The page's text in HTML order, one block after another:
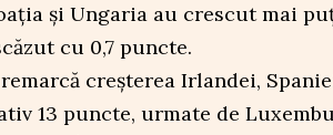
și Ungaria au crescut mai
cu 0,7 puncte.
remarcă creșterea Irlandei,
13 puncte, urmate de